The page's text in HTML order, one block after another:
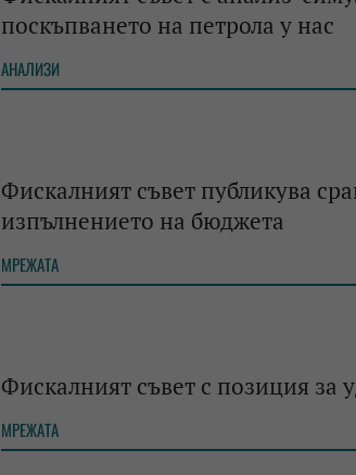
поскъпването на петрола у нас
АНАЛИЗИ
Фискалният съвет публикува
изпълнението на бюджета
МРЕЖАТА
Фискалният съвет с позиция за
МРЕЖАТА